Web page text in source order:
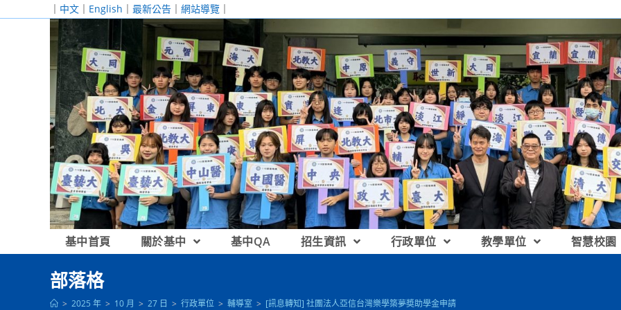
｜ 中文 ｜ English ｜ 最新公告 ｜ 網站導覽 ｜
基中首頁 關於基中 基中QA 招生資訊 行政單位 教學單位 智慧校園
部落格
> 2025 年 > 10 月 > 27 日 > 行政單位 > 輔導室 > [訊息轉知] 社團法人亞信台灣樂學築夢奬助學金申請